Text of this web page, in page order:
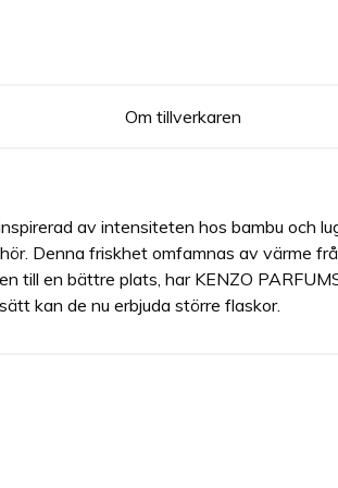
Om tillverkaren
av intensiteten hos bambu och
Denna friskhet omfamnas av värme
till en bättre plats, har KENZO
kan de nu erbjuda större flaskor.